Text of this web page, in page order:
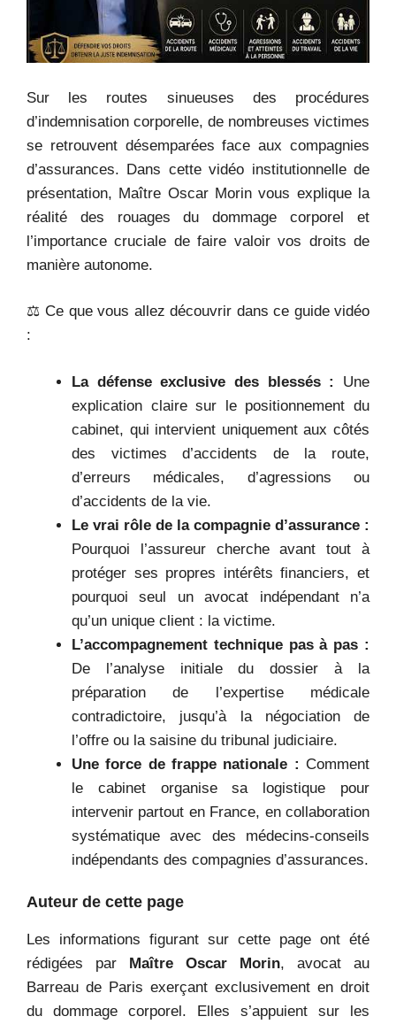
Sur les routes sinueuses des procédures
d’indemnisation corporelle, de nombreuses victimes
se retrouvent désemparées face aux compagnies
d’assurances. Dans cette vidéo institutionnelle de
présentation, Maître Oscar Morin vous explique la
réalité des rouages du dommage corporel et
l’importance cruciale de faire valoir vos droits de
manière autonome.
⚖️ Ce que vous allez découvrir dans ce guide vidéo
:
La défense exclusive des blessés :
Une
explication claire sur le positionnement du
cabinet, qui intervient uniquement aux côtés
des victimes d’accidents de la route,
d’erreurs médicales, d’agressions ou
d’accidents de la vie.
Le vrai rôle de la compagnie d’assurance :
Pourquoi l’assureur cherche avant tout à
protéger ses propres intérêts financiers, et
pourquoi seul un avocat indépendant n’a
qu’un unique client : la victime.
L’accompagnement technique pas à pas :
De l’analyse initiale du dossier à la
préparation de l’expertise médicale
contradictoire, jusqu’à la négociation de
l’offre ou la saisine du tribunal judiciaire.
Une force de frappe nationale : Comment
le cabinet organise sa logistique pour
intervenir partout en France, en collaboration
systématique avec des médecins-conseils
indépendants des compagnies d’assurances.
Auteur de cette page
Les informations figurant sur cette page ont été
rédigées par
Maître Oscar Morin, avocat au
Barreau de Paris exerçant exclusivement en droit
du dommage corporel. Elles s’appuient sur les